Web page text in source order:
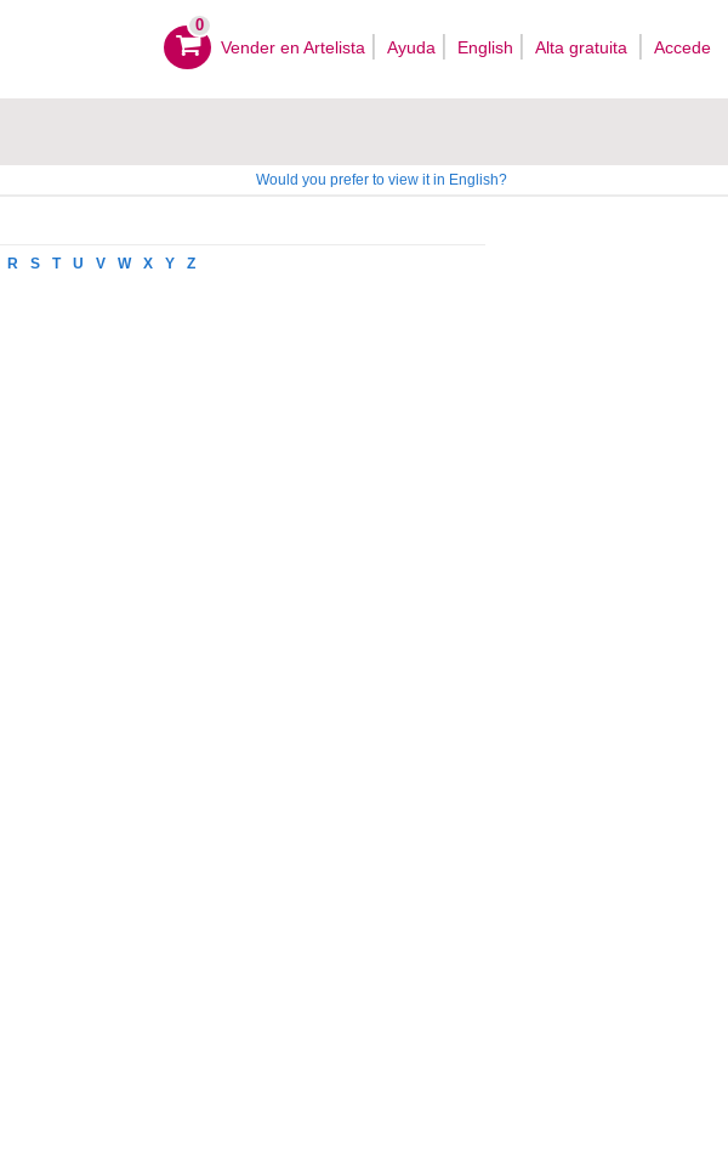
0
Vender en Artelista Ayuda English Alta gratuita Accede
Would you prefer to view it in English?
R S T U V W X Y Z